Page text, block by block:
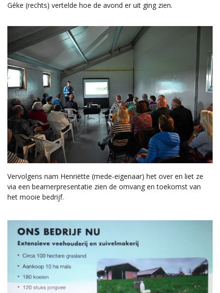
Géke (rechts) vertelde hoe de avond er uit ging zien.
Vervolgens nam Henriëtte (mede-eigenaar) het over en liet ze
via een beamerpresentatie zien de omvang en toekomst van
het mooie bedrijf.